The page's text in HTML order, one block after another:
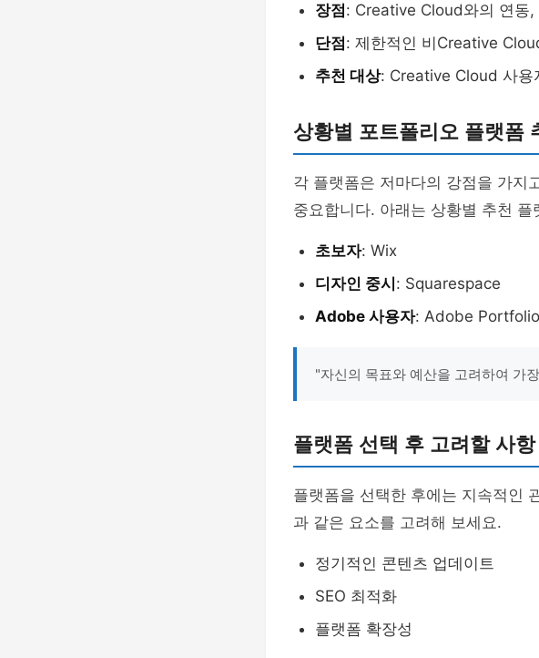
장점: Creative Cloud와의 연동,
단점: 제한적인 비Creative
추천 대상: Creative Cloud 사용
상황별 포트폴리오 플랫폼
각 플랫폼은 저마다의 강점을 가지
중요합니다. 아래는 상황별 추천 플
초보자: Wix
디자인 중시 : Squarespace
Adobe 사용자: Adobe Portfolio
"자신의 목표와 예산을 고려하여 가
플랫폼 선택 후 고려할 사항
플랫폼을 선택한 후에는 지속적인
과 같은 요소를 고려해 보세요.
정기적인 콘텐츠 업데이트
SEO 최적화
플랫폼 확장성